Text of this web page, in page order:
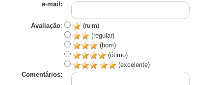
e-mail:
Avaliação:
(ruim)
(regular)
(bom)
(ótimo)
(excelente)
Comentários: